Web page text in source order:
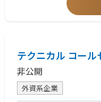
テクニカル コール
非公開
外資系企業